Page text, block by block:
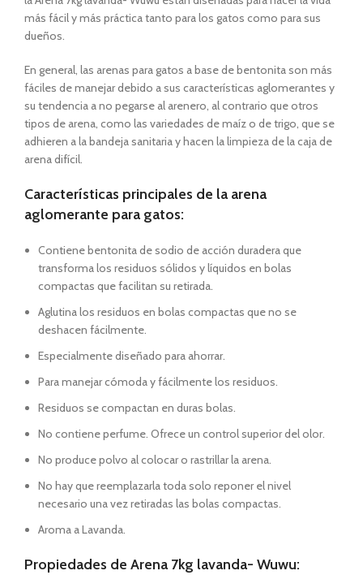
más fácil y más práctica tanto para los gatos como para sus
dueños.
En general, las arenas para gatos a base de bentonita son más
fáciles de manejar debido a sus características aglomerantes y
su tendencia a no pegarse al arenero, al contrario que otros
tipos de arena, como las variedades de maíz o de trigo, que se
adhieren a la bandeja sanitaria y hacen la limpieza de la caja de
arena difícil.
Características principales de la arena
aglomerante para gatos:
Contiene bentonita de sodio de acción duradera que
transforma los residuos sólidos y líquidos en bolas
compactas que facilitan su retirada.
Aglutina los residuos en bolas compactas que no se
deshacen fácilmente.
Especialmente diseñado para ahorrar.
Para manejar cómoda y fácilmente los residuos.
Residuos se compactan en duras bolas.
No contiene perfume. Ofrece un control superior del olor.
No produce polvo al colocar o rastrillar la arena.
No hay que reemplazarla toda solo reponer el nivel
necesario una vez retiradas las bolas compactas.
Aroma a Lavanda.
Propiedades de Arena 7kg lavanda- Wuwu: